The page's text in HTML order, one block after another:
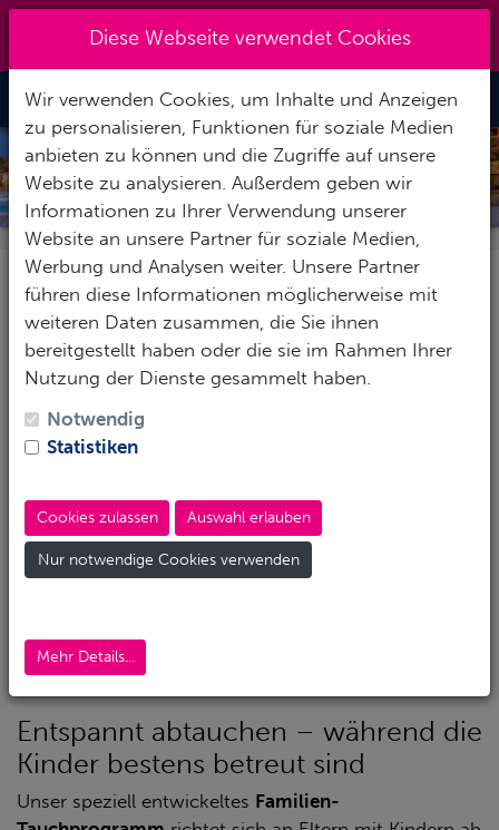
info@tauchzentrale.de
Toggle
FAMILY DAYS IN DEN FERIEN
Tauchen und Familie,
endlich möglich
Sobald Kinder da sind, bleibt die Tauchausrüstung oft
im Schrank. Niemand möchte die Kleinen einfach
zu gehen – verständlich!
Aber jetzt gibt es die Lösung.
Konzept entwickelt, das Familienurlaub und
Entspannt abtauchen – während die
Kinder bestens betreut sind
Unser speziell entwickeltes Familien-
Diese Webseite verwendet Cookies
Wir verwenden Cookies, um Inhalte und Anzeigen
zu personalisieren, Funktionen für soziale Medien
anbieten zu können und die Zugriffe auf unsere
Website zu analysieren. Außerdem geben wir
Informationen zu Ihrer Verwendung unserer
Website an unsere Partner für soziale Medien,
Werbung und Analysen weiter. Unsere Partner
führen diese Informationen möglicherweise mit
weiteren Daten zusammen, die Sie ihnen
bereitgestellt haben oder die sie im Rahmen Ihrer
Nutzung der Dienste gesammelt haben.
Notwendig
Statistiken
Cookies zulassen Auswahl erlauben
Nur notwendige Cookies verwenden
Mehr Details...